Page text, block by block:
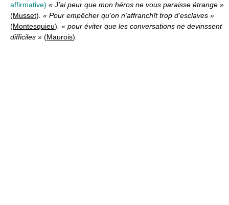
affirmative) « J'ai peur que mon héros ne vous paraisse étrange »
(Musset). « Pour empêcher qu'on n'affranchît trop d'esclaves »
(Montesquieu). « pour éviter que les conversations ne devinssent
difficiles » (Maurois).